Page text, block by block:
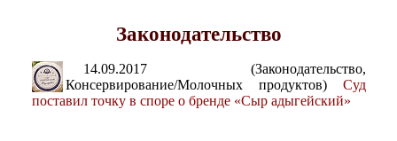
Законодательство
14.09.2017 (Законодательство,
Консервирование/Молочных продуктов) Суд
поставил точку в споре о бренде «Сыр адыгейский»